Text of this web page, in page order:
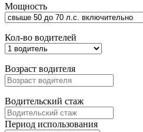
Мощность
Кол-во водителей
Возраст водителя
Водительский стаж
Период использования